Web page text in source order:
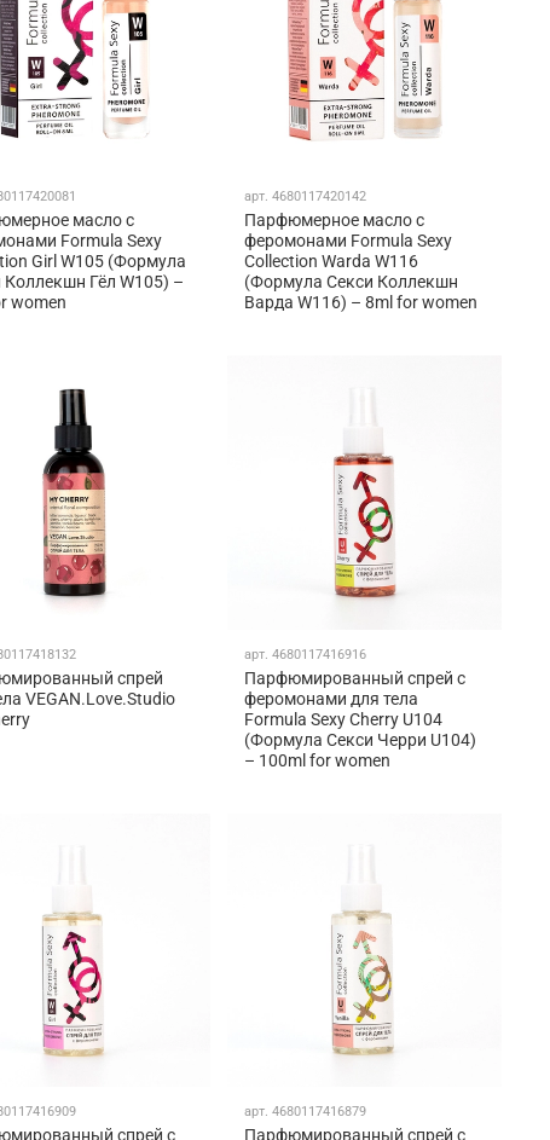
масло с
Formula Sexy
Girl W105 (Формула
Коллекшн Гёл W105) –
women
арт.4680117420142
Парфюмерное масло с
феромонами Formula Sexy
Collection Warda W116
(Формула Секси Коллекшн
Варда W116) – 8ml for women
спрей
VEGAN.Love.Studio
арт.4680117416916
Парфюмированный спрей с
феромонами для тела
Formula Sexy Cherry U104
(Формула Секси Черри U104)
– 100ml for women
спрей с
арт.4680117416879
Парфюмированный спрей с